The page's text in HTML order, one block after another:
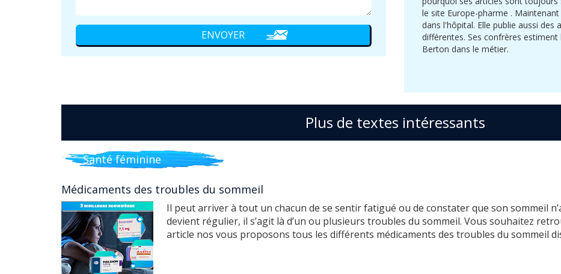
le site Europe-pharme .
dans l'hôpital. Elle publie aussi des
différentes. Ses confrères
Berton dans le métier.
Plus de textes intéressants
Santé féminine
Médicaments des troubles du sommeil
Il peut arriver à tout un chacun de se sentir fatigué ou de constater que son sommeil
devient régulier, il s’agit là d’un ou plusieurs troubles du sommeil. Vous souhaitez
article nos vous proposons tous les différents médicaments des troubles du sommeil